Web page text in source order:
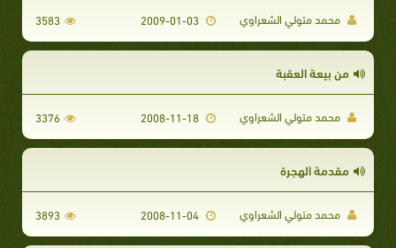
محمد متولي الشعراوي 2009-01-03
3583
من بيعة العقبة
محمد متولي الشعراوي 2008-11-18
3376
مقدمة الهجرة
محمد متولي الشعراوي 2008-11-04
3893